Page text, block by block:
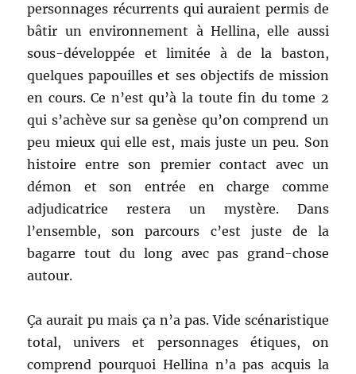
personnages récurrents qui auraient permis de
bâtir un environnement à Hellina, elle aussi
sous-développée et limitée à de la baston,
quelques papouilles et ses objectifs de mission
en cours. Ce n’est qu’à la toute fin du tome 2
qui s’achève sur sa genèse qu’on comprend un
peu mieux qui elle est, mais juste un peu. Son
histoire entre son premier contact avec un
démon et son entrée en charge comme
adjudicatrice restera un mystère. Dans
l’ensemble, son parcours c’est juste de la
bagarre tout du long avec pas grand-chose
autour.
Ça aurait pu mais ça n’a pas. Vide scénaristique
total, univers et personnages étiques, on
comprend pourquoi Hellina n’a pas acquis la